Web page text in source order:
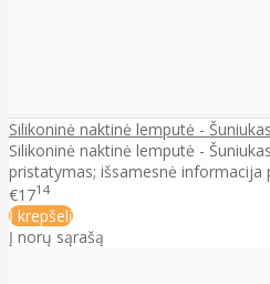
Silikoninė naktinė lemputė - Šuniukas
Silikoninė naktinė lemputė -
pristatymas; išsamesnė informacija
€1714
Į krepšelį
Į norų sąrašą